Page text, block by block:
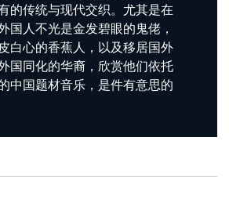
的传统与现代交织。尤其是在
国人不光是金发碧眼的鬼佬，
白心的香蕉人，以及移居国外
国同化的华裔，欣赏他们依托
中国题材音乐，是件有意思的